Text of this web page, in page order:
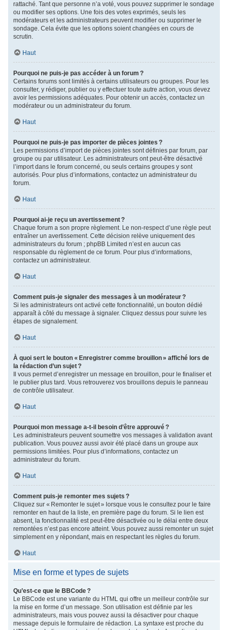
rattaché. Tant que personne n’a voté, vous pouvez supprimer le sondage
ou modifier ses options. Une fois des votes exprimés, seuls les
modérateurs et les administrateurs peuvent modifier ou supprimer le
sondage. Cela évite que les options soient changées en cours de
scrutin.
Haut
Pourquoi ne puis-je pas accéder à un forum ?
Certains forums sont limités à certains utilisateurs ou groupes. Pour les
consulter, y rédiger, publier ou y effectuer toute autre action, vous devez
avoir les permissions adéquates. Pour obtenir un accès, contactez un
modérateur ou un administrateur du forum.
Haut
Pourquoi ne puis-je pas importer de pièces jointes ?
Les permissions d’import de pièces jointes sont définies par forum, par
groupe ou par utilisateur. Les administrateurs ont peut-être désactivé
l’import dans le forum concerné, ou seuls certains groupes y sont
autorisés. Pour plus d’informations, contactez un administrateur du
forum.
Haut
Pourquoi ai-je reçu un avertissement ?
Chaque forum a son propre règlement. Le non-respect d’une règle peut
entraîner un avertissement. Cette décision relève uniquement des
administrateurs du forum ; phpBB Limited n’est en aucun cas
responsable du règlement de ce forum. Pour plus d’informations,
contactez un administrateur.
Haut
Comment puis-je signaler des messages à un modérateur ?
Si les administrateurs ont activé cette fonctionnalité, un bouton dédié
apparaît à côté du message à signaler. Cliquez dessus pour suivre les
étapes de signalement.
Haut
À quoi sert le bouton « Enregistrer comme brouillon » affiché lors de
la rédaction d’un sujet ?
Il vous permet d’enregistrer un message en brouillon, pour le finaliser et
le publier plus tard. Vous retrouverez vos brouillons depuis le panneau
de contrôle utilisateur.
Haut
Pourquoi mon message a-t-il besoin d’être approuvé ?
Les administrateurs peuvent soumettre vos messages à validation avant
publication. Vous pouvez aussi avoir été placé dans un groupe aux
permissions limitées. Pour plus d’informations, contactez un
administrateur du forum.
Haut
Comment puis-je remonter mes sujets ?
Cliquez sur « Remonter le sujet » lorsque vous le consultez pour le faire
remonter en haut de la liste, en première page du forum. Si le lien est
absent, la fonctionnalité est peut-être désactivée ou le délai entre deux
remontées n’est pas encore atteint. Vous pouvez aussi remonter un sujet
simplement en y répondant, mais en respectant les règles du forum.
Haut
Mise en forme et types de sujets
Qu’est-ce que le BBCode ?
Le BBCode est une variante du HTML qui offre un meilleur contrôle sur
la mise en forme d’un message. Son utilisation est définie par les
administrateurs, mais vous pouvez aussi la désactiver pour chaque
message depuis le formulaire de rédaction. La syntaxe est proche du